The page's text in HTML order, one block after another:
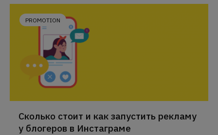
PROMOTION
Сколько стоит и как запустить рекламу
у блогеров в Инстаграме